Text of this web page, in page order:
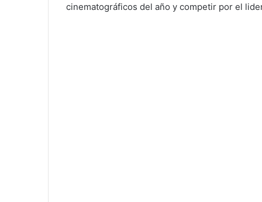
cinematográficos del año y competir por el